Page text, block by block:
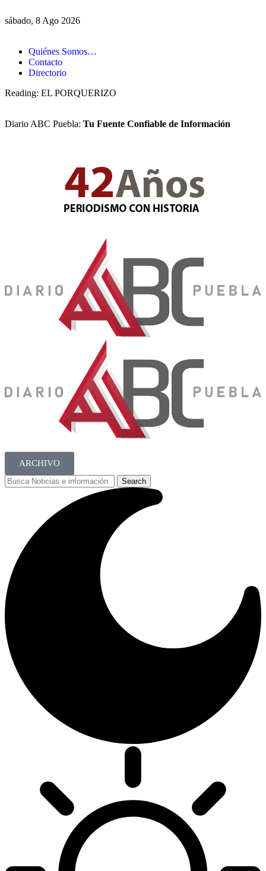
sábado, 8 Ago 2026
Quiénes Somos…
Contacto
Directorio
Reading: EL PORQUERIZO
Diario ABC Puebla: Tu Fuente Confiable de Información
ARCHIVO